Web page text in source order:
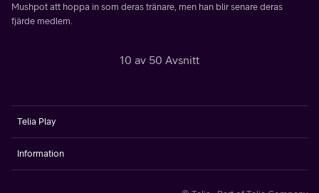
Mushpot att hoppa in som deras tränare, men han blir senare deras
fjärde medlem.
10 av 50 Avsnitt
Telia Play
Information